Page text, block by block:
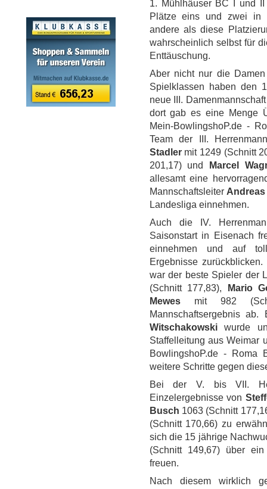
1. Mühlhäuser BC I und
Plätze eins und zwei in
andere als diese
wahrscheinlich selbst für
Enttäuschung.
Aber nicht nur die
Spielklassen haben den
neue III.
dort gab es eine Menge
Mein-BowlingshoP.de -
Team der III.
Stadlermit 1249 (Schnitt
201,17) und
Marcel
allesamt eine
MannschaftsleiterAndreas
Landesliga einnehmen.
Auch die IV.
Saisonstart in Eisenach
einnehmen und auf
Ergebnisse zurückblicken.
war der beste Spieler der
(Schnitt 177,83),
Mario
Mewesmit 982
Mannschaftsergebnis
Witschakowskiwurde
Staffelleitung aus Weimar
BowlingshoP.de - Roma
weitere Schritte gegen
Bei der V. bis VII.
Einzelergebnisse von
Busch 1063 (Schnitt
(Schnitt 170,66) zu
sich die 15 jährige
(Schnitt 149,67) über
freuen.
Nach diesem wirklich